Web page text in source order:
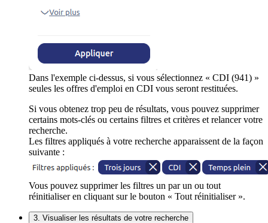
Dans l'exemple ci-dessus, si vous sélectionnez « CDI (941) »
seules les offres d'emploi en CDI vous seront restituées.
Si vous obtenez trop peu de résultats, vous pouvez supprimer
certains mots-clés ou certains filtres et critères et relancer votre
recherche.
Les filtres appliqués à votre recherche apparaissent de la façon
suivante :
Vous pouvez supprimer les filtres un par un ou tout
réinitialiser en cliquant sur le bouton « Tout réinitialiser ».
3. Visualiser les résultats de votre recherche